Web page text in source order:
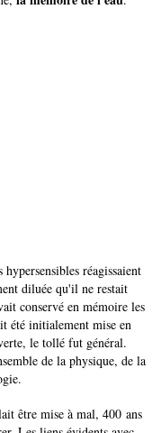
réagissaient
diluée qu'il ne restait
conservé en mémoire les
été initialement mise en
le tollé fut général.
de la physique, de la
être mise à mal, 400 ans